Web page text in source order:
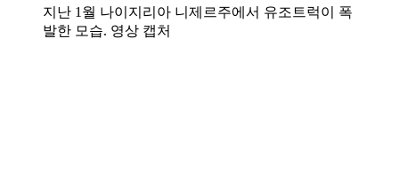
지난 1월 나이지리아 니제르주에서 유조트럭이 폭
발한 모습. 영상 캡처